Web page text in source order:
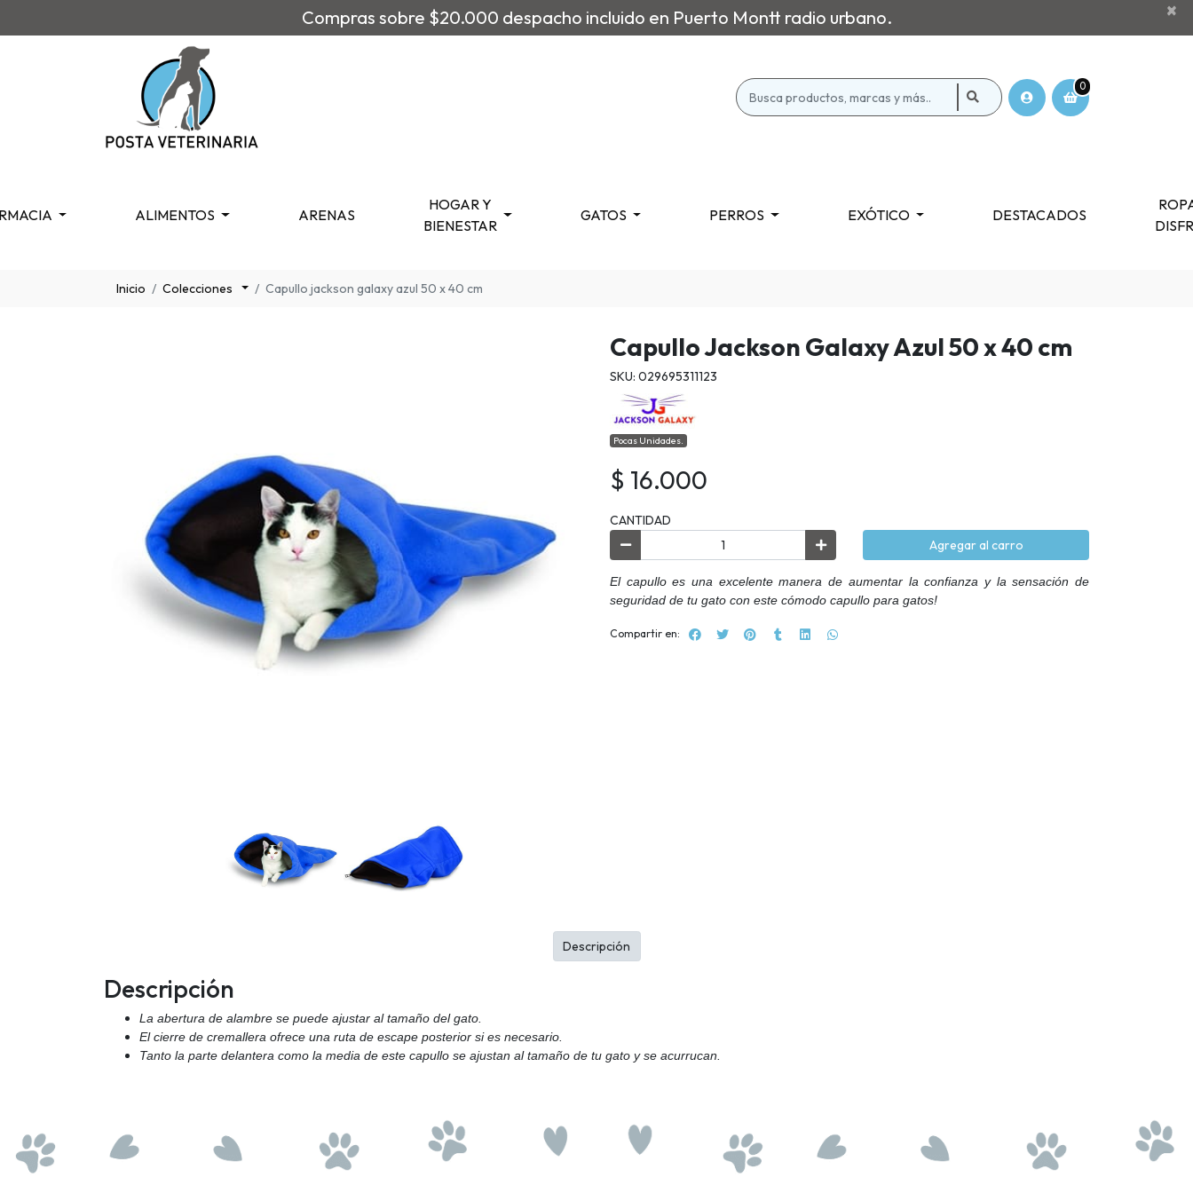
Compras sobre $20.000 despacho incluido en Puerto Montt radio urbano. ×
0
ALIMENTOS ARENAS
HOGAR Y
BIENESTAR
GATOS PERROS EXÓTICO DESTACADOS
Inicio Colecciones Capullo jackson galaxy azul 50 x 40 cm
Capullo Jackson Galaxy Azul 50 x 40 cm
SKU: 029695311123
Pocas Unidades.
$ 16.000
CANTIDAD
Agregar al carro
El capullo es una excelente manera de aumentar la confianza y la sensación de
seguridad de tu gato con este cómodo capullo para gatos!
Compartir en:
Descripción
La abertura de alambre se puede ajustar al tamaño del gato.
El cierre de cremallera ofrece una ruta de escape posterior si es necesario.
Tanto la parte delantera como la media de este capullo se ajustan al tamaño de tu gato y se acurrucan.
Descripción